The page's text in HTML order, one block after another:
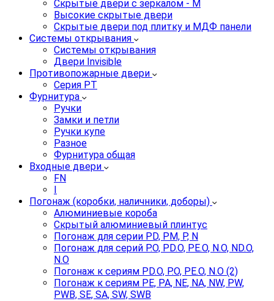
Скрытые двери с зеркалом - M
Высокие скрытые двери
Скрытые двери под плитку и МДФ панели
Системы открывания
Системы открывания
Двери Invisible
Противопожарные двери
Серия PT
Фурнитура
Ручки
Замки и петли
Ручки купе
Разное
Фурнитура общая
Входные двери
FN
I
Погонаж (коробки, наличники, доборы)
Алюминиевые короба
Скрытый алюминиевый плинтус
Погонаж для серии PD, PM, P, N
Погонаж для серий P.O, PD.O, PE.O, N.O, ND.O,
N.O
Погонаж к сериям PD.O, P.O, PE.O, N.O (2)
Погонаж к сериям PE, PA, NE, NA, NW, PW,
PWB, SE, SA, SW, SWB